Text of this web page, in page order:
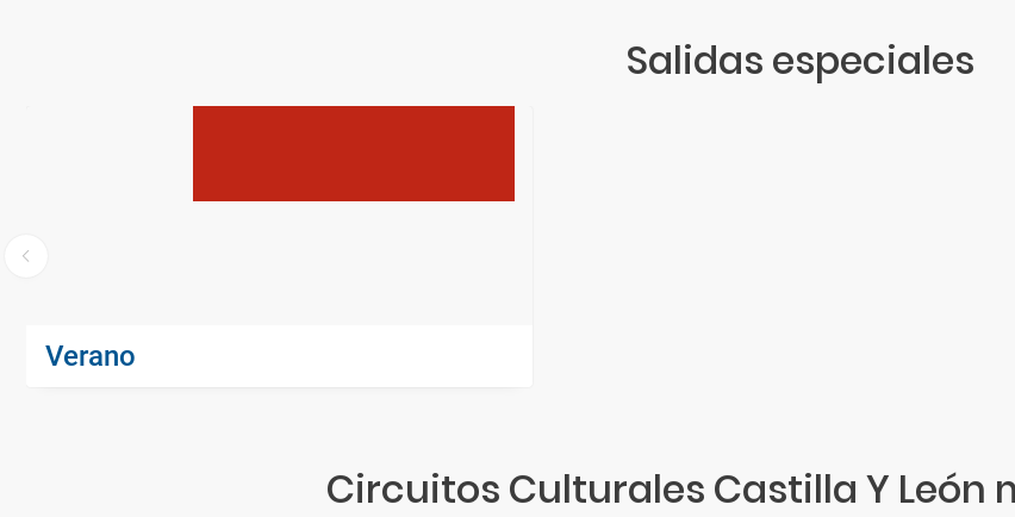
Salidas especiales
Verano
Circuitos Culturales Castilla Y León